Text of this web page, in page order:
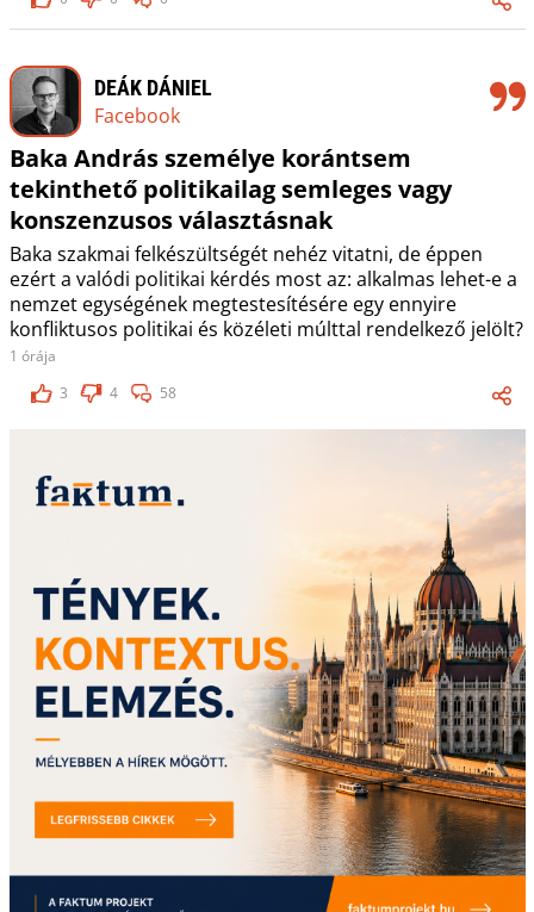
DEÁK DÁNIEL
Facebook
Baka András személye korántsem
tekinthető politikailag semleges vagy
konszenzusos választásnak
Baka szakmai felkészültségét nehéz vitatni, de éppen
ezért a valódi politikai kérdés most az: alkalmas lehet-e a
nemzet egységének megtestesítésére egy ennyire
konfliktusos politikai és közéleti múlttal rendelkező jelölt?
1 órája
3
4 58